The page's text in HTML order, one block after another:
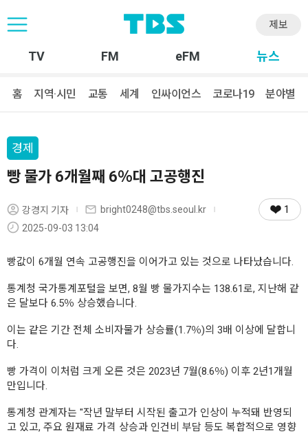
제보
TV FM eFM 뉴스
홈 지역·시민 교통 세계 인싸이언스 코로나19 분야별
경제
빵 물가 6개월째 6％대 고공행진
강경지 기자
bright0248@tbs.seoul.kr
2025-09-03 13:04
1
빵값이 6개월 연속 고공행진을 이어가고 있는 것으로 나타났습니다.
통계청 국가통계포털을 보면, 8월 빵 물가지수는 138.61로, 지난해 같
은 달보다 6.5％ 상승했습니다.
이는 같은 기간 전체 소비자물가 상승률(1.7％)의 3배 이상에 달합니
다.
빵 가격이 이처럼 크게 오른 것은 2023년 7월(8.6％) 이후 2년1개월
만입니다.
통계청 관계자는 "작년 말부터 시작된 출고가 인상이 누적돼 반영되
고 있고, 주요 원재료 가격 상승과 인건비 부담 등도 복합적으로 영향